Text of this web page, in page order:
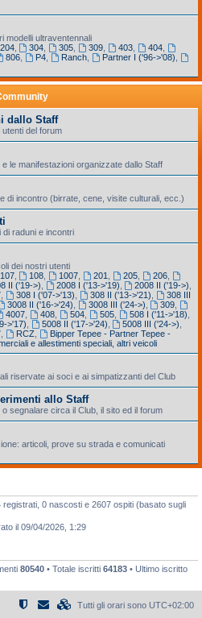
modelli ultraventennali
204, 304 305 309 403, 404,
806 P4 Ranch Partner I ('96->'08)
dallo Staff
utenti del forum
le manifestazioni organizzate dallo Staff
di incontro (birrate, cene, visite culturali, ecc.)
di raduni e incontri
dei nostri utenti
107, 108 1007 201 205, 206,
II ('19->) 2008 I ('13->'19) 2008 II ('19->)
308 I ('07->'13) 308 II ('13->'21)
308 III
3008 II ('16->'24) 3008 III ('24->) 309
4007 408 504 505, 508 I ('11->'18)
>'17) 5008 II ('17->'24) 5008 III ('24->)
RCZ
Bipper Tepee - Partner Tepee -
e allestimenti speciali, altri veicoli
riservate ai soci e ai simpatizzanti del Club
allo Staff
segnalare circa il Club, il sito ed il forum
articoli, prove su strada e comunicati
registrati, 0 nascosti e 2607 ospiti (basato sugli
il 09/04/2026, 1:29
80540 • Totale iscritti 64183 • Ultimo iscritto
Tutti gli orari sono UTC+02:00